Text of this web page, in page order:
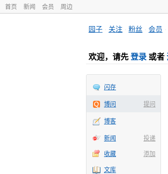
首页 新闻 会员 周边
园子 关注 粉丝 会员
欢迎，请先登录 或者
闪存
提问
博问
博客
投递
新闻
添加
收藏
文库